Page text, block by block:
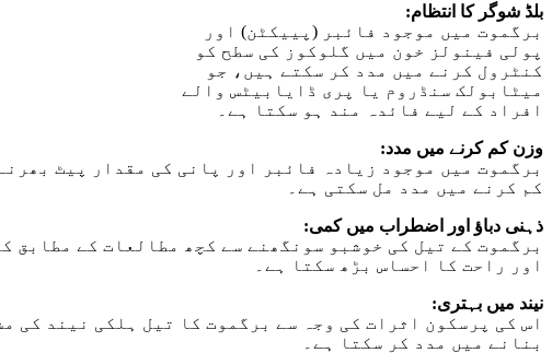
بلڈ شوگر کا انتظام:
برگموت میں موجود فائبر (پییکٹن) اور
پولی فینولز خون میں گلوکوز کی سطح کو
کنٹرول کرنے میں مدد کر سکتے ہیں، جو
میٹابولک سنڈروم یا پری ڈایابیٹس والے
افراد کے لیے فائدہ مند ہو سکتا ہے۔
وزن کم کرنے میں مدد:
برگموت میں موجود زیادہ فائبر اور پانی کی مقدار پیٹ
کم کرنے میں مدد مل سکتی ہے۔
ذہنی دباؤ اور اضطراب میں کمی:
برگموت کے تیل کی خوشبو سونگھنے سے کچھ مطالعات کے مطابق
اور راحت کا احساس بڑھ سکتا ہے۔
نیند میں بہتری:
اس کی پرسکون اثرات کی وجہ سے برگموت کا تیل ہلکی نیند کی
بنانے میں مدد کر سکتا ہے۔